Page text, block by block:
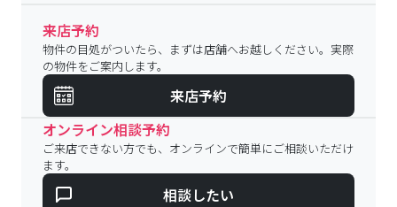
来店予約
物件の目処がついたら、まずは店舗へお越しください。実際
の物件をご案内します。
来店予約
オンライン相談予約
ご来店できない方でも、オンラインで簡単にご相談いただけ
ます。
相談したい